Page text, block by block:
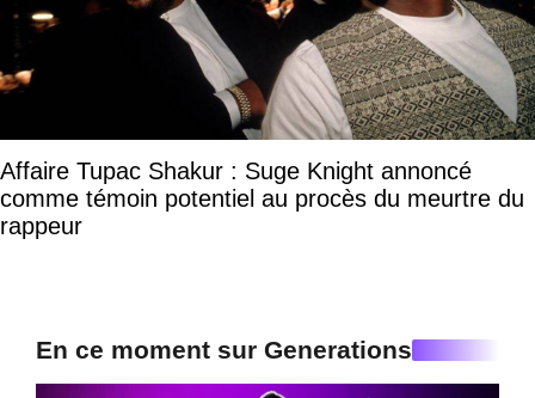
Affaire Tupac Shakur : Suge Knight annoncé
comme témoin potentiel au procès du meurtre du
rappeur
En ce moment sur Generations